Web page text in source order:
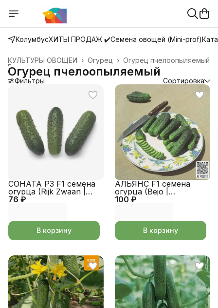
КолумбусХИТЫ ПРОДАЖ ✔️Семена овощей (Mini-prof)
Огурец пчелоопыляемый
Огурец ›
КУЛЬТУРЫ ОВОЩЕЙ ›
Главная
Огурец пчелоопыляемый
Фильтры Сортировка
76 ₽
СОНАТА РЗ F1 семена
огурца (Rijk Zwaan |
Alexagro)
В корзину
100 ₽
АЛЬЯНС F1 семена
огурца (Bejo |
Alexagro)
В корзину